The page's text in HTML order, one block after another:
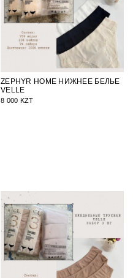
ZEPHYR HOME НИЖНЕЕ БЕЛЬЕ
VELLE
8 000 KZT